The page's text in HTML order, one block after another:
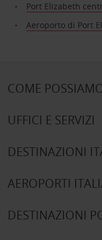
Port Elizabeth
Aeroporto di Port
COME
UFFICI E SERVIZI
DESTINAZIONI
AEROPORTI
DESTINAZIONI